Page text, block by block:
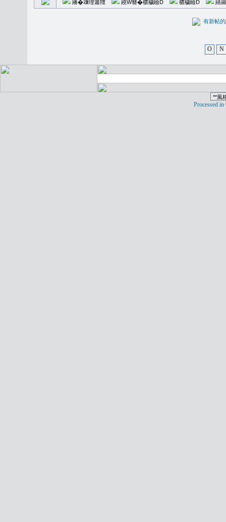
繙�𥪕理簫羶 繞W簪�穠穢瞼D 穠穢瞼D 繕
有新
O N
Processed